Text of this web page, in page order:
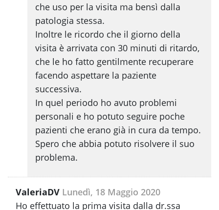
che uso per la visita ma bensì dalla
patologia stessa.
Inoltre le ricordo che il giorno della
visita è arrivata con 30 minuti di ritardo,
che le ho fatto gentilmente recuperare
facendo aspettare la paziente
successiva.
In quel periodo ho avuto problemi
personali e ho potuto seguire poche
pazienti che erano già in cura da tempo.
Spero che abbia potuto risolvere il suo
problema.
ValeriaDV Lunedì, 18 Maggio 2020
Ho effettuato la prima visita dalla dr.ssa